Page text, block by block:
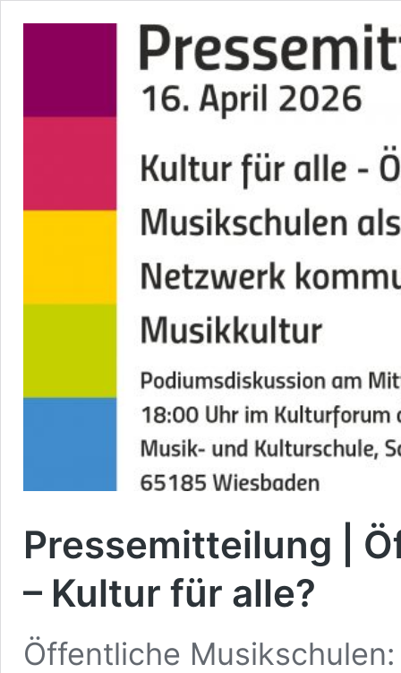
Pressemitteilung |
– Kultur für alle?
Öffentliche